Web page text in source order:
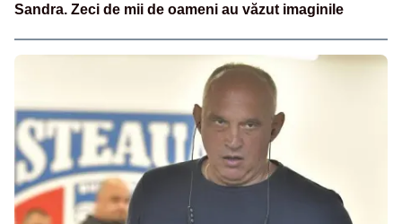
Sandra. Zeci de mii de oameni au văzut imaginile